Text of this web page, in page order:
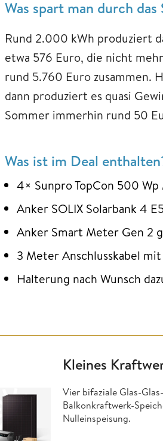
Was spart man durch das
Rund 2.000 kWh produziert
etwa 576 Euro, die nicht
rund 5.760 Euro zusammen.
dann produziert es quasi
Sommer immerhin rund 50
Was ist im Deal
4× Sunpro TopCon 500
Anker SOLIX Solarbank 4
Anker Smart Meter Gen 2
3 Meter Anschlusskabel
Halterung nach Wunsch
Kleines
Vier bifaziale Glas-
Balkonkraftwerk-
Nulleinspeisung.